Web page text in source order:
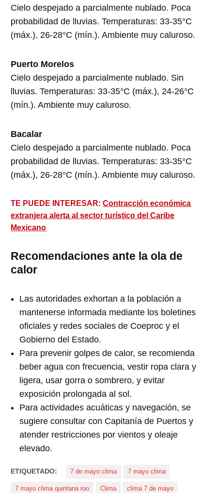
Cielo despejado a parcialmente nublado. Poca
probabilidad de lluvias. Temperaturas: 33-35°C
(máx.), 26-28°C (mín.). Ambiente muy caluroso.
Puerto Morelos
Cielo despejado a parcialmente nublado. Sin
lluvias. Temperaturas: 33-35°C (máx.), 24-26°C
(mín.). Ambiente muy caluroso.
Bacalar
Cielo despejado a parcialmente nublado. Poca
probabilidad de lluvias. Temperaturas: 33-35°C
(máx.), 26-28°C (mín.). Ambiente muy caluroso.
TE PUEDE INTERESAR:Contracción económica
extranjera alerta al sector turístico del Caribe
Mexicano
Recomendaciones ante la ola de
calor
Las autoridades exhortan a la población a
mantenerse informada mediante los boletines
oficiales y redes sociales de Coeproc y el
Gobierno del Estado.
Para prevenir golpes de calor, se recomienda
beber agua con frecuencia, vestir ropa clara y
ligera, usar gorra o sombrero, y evitar
exposición prolongada al sol.
Para actividades acuáticas y navegación, se
sugiere consultar con Capitanía de Puertos y
atender restricciones por vientos y oleaje
elevado.
ETIQUETADO: 7 de mayo clima 7 mayo clima
7 mayo clima quintana roo Clima clima 7 de mayo